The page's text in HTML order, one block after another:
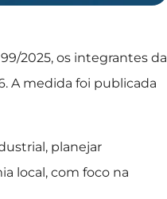
2025, os integrantes da
A medida foi publicada
planejar
local, com foco na